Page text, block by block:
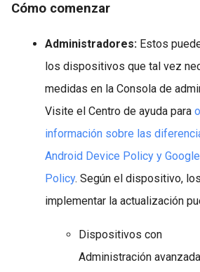
Cómo comenzar
Administradores: Estos
los dispositivos que tal vez
medidas en la Consola de
Visite el Centro de ayuda para
información sobre las
Android Device Policy y
Policy. Según el dispositivo,
implementar la actualización
Dispositivos con
Administración